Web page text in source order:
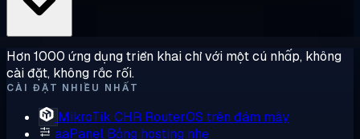
Hơn 1000 ứng dụng triển khai chỉ với một cú nhấp, không
cài đặt, không rắc rối.
CÀI ĐẶT NHIỀU NHẤT
MikroTik CHR RouterOS trên đám mây
aaPanel Bảng hosting nhẹ